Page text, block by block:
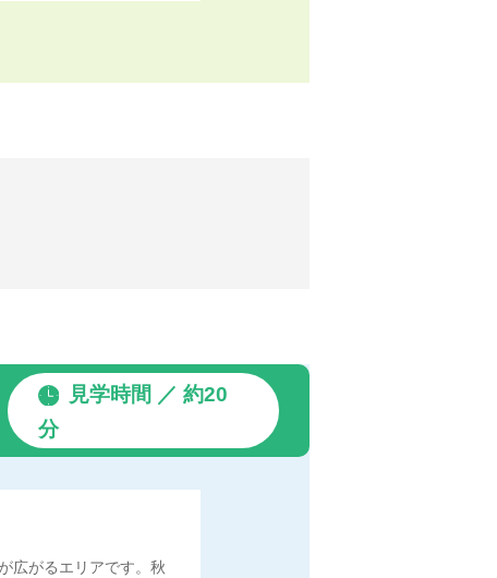
見学時間 ／ 約20
分
広がるエリアです。秋